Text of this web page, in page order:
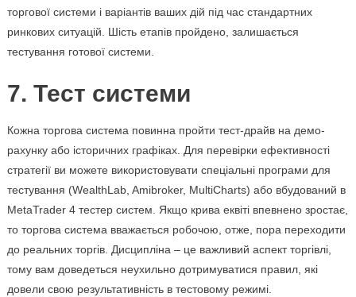
торгової системи і варіантів ваших дій під час стандартних
ринкових ситуацій. Шість етапів пройдено, залишається
тестування готової системи.
7. Тест системи
Кожна торгова система повинна пройти тест-драйв на демо-
рахунку або історичних графіках. Для перевірки ефективності
стратегії ви можете використовувати спеціальні програми для
тестування (WealthLab, Amibroker, MultiCharts) або вбудований в
MetaTrader 4 тестер систем. Якщо крива еквіті впевнено зростає,
то торгова система вважається робочою, отже, пора переходити
до реальних торгів. Дисципліна – це важливий аспект торгівлі,
тому вам доведеться неухильно дотримуватися правил, які
довели свою результативність в тестовому режимі.